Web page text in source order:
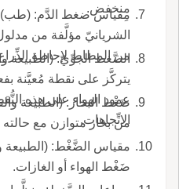
منخفض.
مِقياس ضغط الدَّم: (طب)
الشريانيّ مؤلَّفة من
من المطاط لإحاطة
الضَّغط الجوِّيّ: (الطبيعة
يتركَّز على نقطة مُعيَّنة
عمود الهواء على هذه
الاتِّجاهات.
ضَغْط البخار: (الطبيعة
من بخار متوازن مع حالته
مقياس الضَّغْط: (الطبيعة
ضَغْط الهواء أو الغازات.